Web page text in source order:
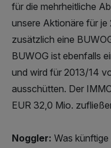
für die mehrheitliche
unsere Aktionäre für
zusätzlich eine
BUWOG ist ebenfalls
und wird für 2013/14
ausschütten. Der
EUR 32,0 Mio.
Noggler: Was